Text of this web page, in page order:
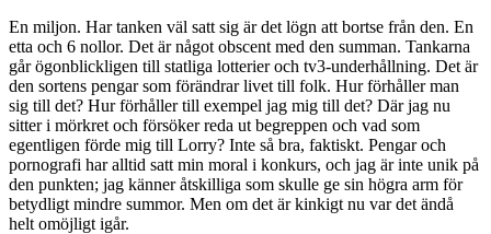
En miljon. Har tanken väl satt sig är det lögn att bortse från den. En
etta och 6 nollor. Det är något obscent med den summan. Tankarna
går ögonblickligen till statliga lotterier och tv3-underhållning. Det är
den sortens pengar som förändrar livet till folk. Hur förhåller man
sig till det? Hur förhåller till exempel jag mig till det? Där jag nu
sitter i mörkret och försöker reda ut begreppen och vad som
egentligen förde mig till Lorry? Inte så bra, faktiskt. Pengar och
pornografi har alltid satt min moral i konkurs, och jag är inte unik på
den punkten; jag känner åtskilliga som skulle ge sin högra arm för
betydligt mindre summor. Men om det är kinkigt nu var det ändå
helt omöjligt igår.